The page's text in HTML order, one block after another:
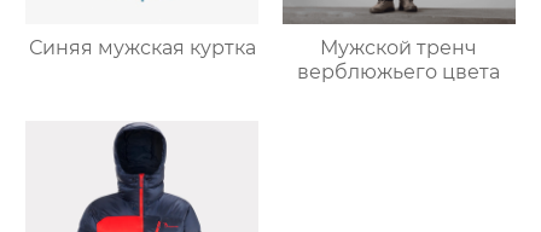
Синяя мужская куртка
Мужской тренч
верблюжьего цвета